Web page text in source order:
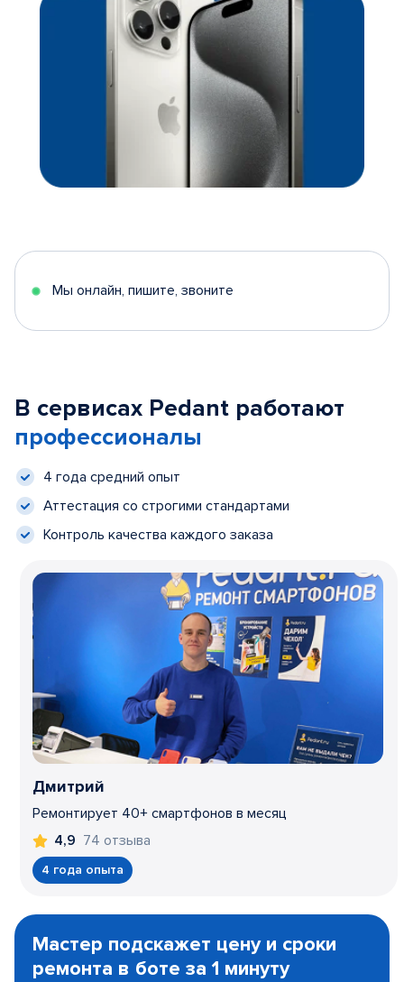
Мы онлайн, пишите, звоните
В сервисах Pedant работают
профессионалы
4 года средний опыт
Аттестация со строгими стандартами
Контроль качества каждого заказа
Дмитрий
Ремонтирует 40+ смартфонов в месяц
4,9 74 отзыва
4 года опыта
1
Мастер подскажет цену и сроки
ремонта в боте за 1 минуту